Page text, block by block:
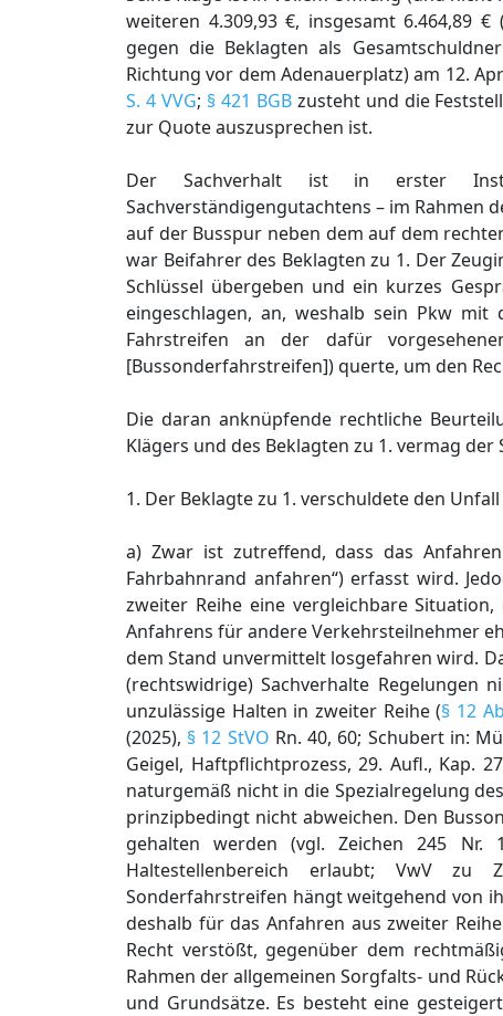
weiteren 4.309,93 €, insgesamt 6.464,89
gegen die Beklagten als
Richtung vor dem Adenauerplatz) am 12.
S. 4 VVG; § 421 BGBzusteht und die
zur Quote auszusprechen ist.
Der Sachverhalt ist in erster
Sachverständigengutachtens – im Rahmen
auf der Busspur neben dem auf dem
war Beifahrer des Beklagten zu 1. Der
Schlüssel übergeben und ein kurzes
eingeschlagen, an, weshalb sein Pkw
Fahrstreifen an der dafür
[Bussonderfahrstreifen]) querte, um den
Die daran anknüpfende rechtliche
Klägers und des Beklagten zu 1. vermag der
1. Der Beklagte zu 1. verschuldete den
a) Zwar ist zutreffend, dass das
Fahrbahnrand anfahren“) erfasst wird.
zweiter Reihe eine vergleichbare
Anfahrens für andere Verkehrsteilnehmer
dem Stand unvermittelt losgefahren wird.
(rechtswidrige) Sachverhalte Regelungen
unzulässige Halten in zweiter Reihe (§ 12
(2025), § 12 StVO Rn. 40, 60; Schubert in:
Geigel, Haftpflichtprozess, 29. Aufl., Kap.
naturgemäß nicht in die Spezialregelung des
prinzipbedingt nicht abweichen. Den
gehalten werden (vgl. Zeichen 245
Haltestellenbereich erlaubt; VwV zu
Sonderfahrstreifen hängt weitgehend von
deshalb für das Anfahren aus zweiter
Recht verstößt, gegenüber dem
Rahmen der allgemeinen Sorgfalts- und
und Grundsätze. Es besteht eine